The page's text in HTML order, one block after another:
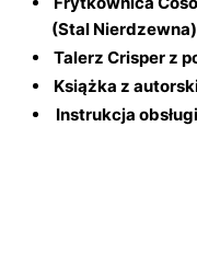
(Stal Nierdzewna)
Talerz Crisper z
Książka z
Instrukcja